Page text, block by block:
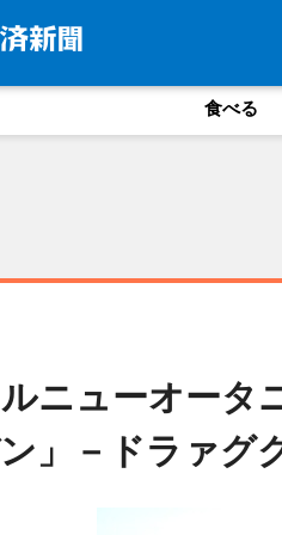
食べる
ニューオータ
」－ドラァグ